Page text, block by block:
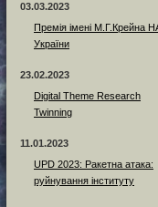
03.03.2023
Премія імені М.Г.Крейна
України
23.02.2023
Digital Theme Research
Twinning
11.01.2023
UPD 2023: Ракетна атака:
руйнування інституту